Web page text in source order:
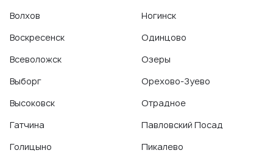
Волхов
Воскресенск
Всеволожск
Выборг
Высоковск
Гатчина
Голицыно
Ногинск
Одинцово
Озеры
Орехово-Зуево
Отрадное
Павловский Посад
Пикалево